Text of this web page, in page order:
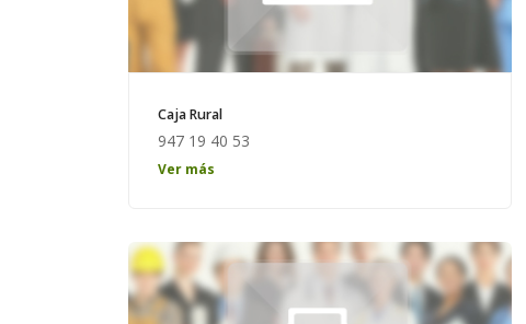
Caja Rural
947 19 40 53
Horario: de lunes a viernes de 8:00 a 15:00
Ver más